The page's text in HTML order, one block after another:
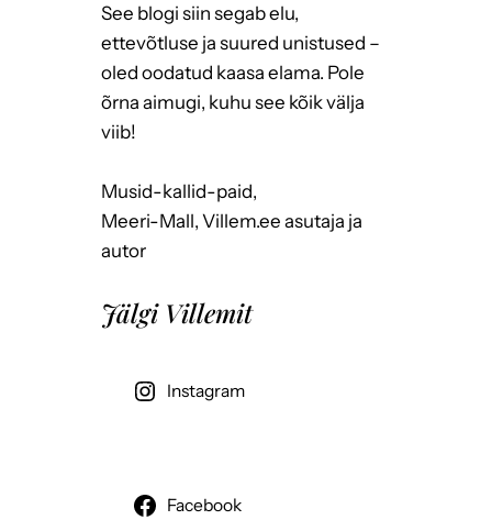
See blogi siin segab elu,
ettevõtluse ja suured unistused –
oled oodatud kaasa elama. Pole
õrna aimugi, kuhu see kõik välja
viib!
Musid-kallid-paid,
Meeri-Mall, Villem.ee asutaja ja
autor
Jälgi Villemit
Instagram
Facebook